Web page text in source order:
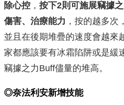
除心控 ， 按下2則可施展竊據
傷害、治療能力 ，按的越多次
並且在後期堆疊的速度會越來
家都應該要有冰霜陷阱或是緩
竊據之力Buff儘量的堆高。
◎奈法利安新增技能